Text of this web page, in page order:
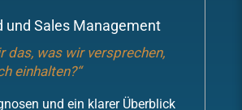
und Sales Management
das, was wir versprechen,
einhalten?“
und ein klarer Überblick